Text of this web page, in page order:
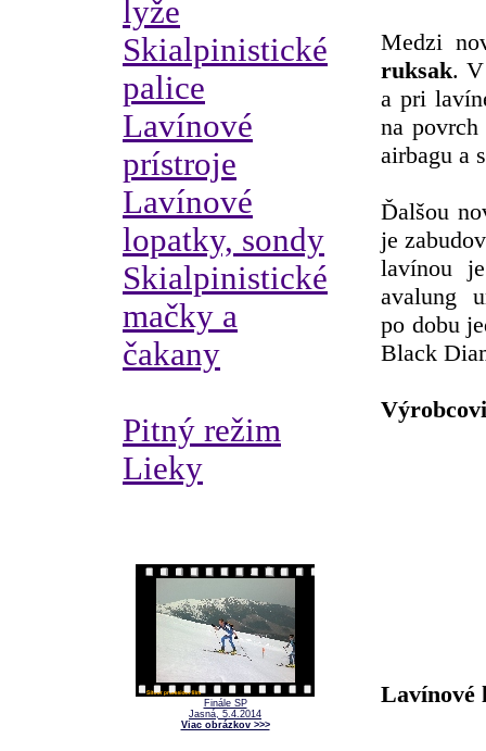
lyže
Skialpinistické
palice
Lavínové
prístroje
Lavínové
lopatky, sondy
Skialpinistické
mačky a
čakany
Pitný režim
Lieky
Finále SP
Jasná, 5.4.2014
Viac obrázkov >>>
Medzi
ruksak. V
a pri
na
airbagu a
Ďalšou
je
lavínou
avalung
po dobu
Black
Lavínové